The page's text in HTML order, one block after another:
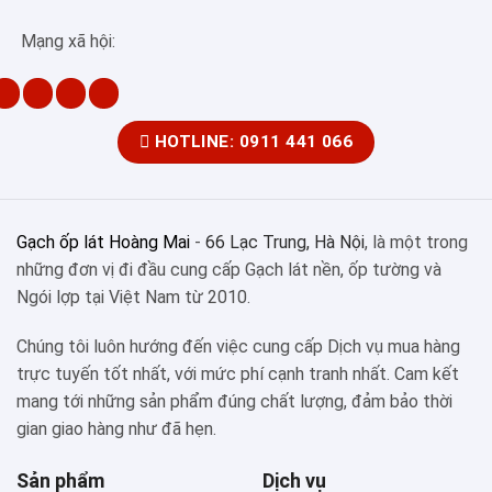
Mạng xã hội:
HOTLINE: 0911 441 066
Gạch ốp lát Hoàng Mai - 66 Lạc Trung, Hà Nội, là một trong
những đơn vị đi đầu cung cấp Gạch lát nền, ốp tường và
Ngói lợp tại Việt Nam từ 2010.
Chúng tôi luôn hướng đến việc cung cấp Dịch vụ mua hàng
trực tuyến tốt nhất, với mức phí cạnh tranh nhất. Cam kết
mang tới những sản phẩm đúng chất lượng, đảm bảo thời
gian giao hàng như đã hẹn.
Sản phẩm Dịch vụ